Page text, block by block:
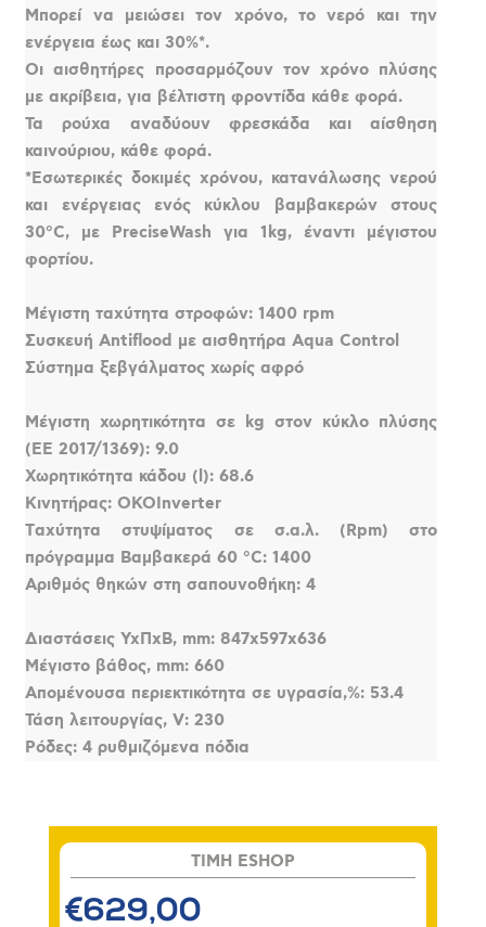
Μπορεί να μειώσει τον χρόνο, το νερό και την
ενέργεια έως και 30%*.
Oι αισθητήρες προσαρμόζουν τον χρόνο πλύσης
με ακρίβεια, για βέλτιστη φροντίδα κάθε φορά.
Τα ρούχα αναδύουν φρεσκάδα και αίσθηση
καινούριου, κάθε φορά.
*Εσωτερικές δοκιμές χρόνου, κατανάλωσης νερού
και ενέργειας ενός κύκλου βαμβακερών στους
30°C, με PreciseWash για 1kg, έναντι μέγιστου
φορτίου.
Μέγιστη ταχύτητα στροφών: 1400 rpm
Συσκευή Antiflood με αισθητήρα Aqua Control
Σύστημα ξεβγάλματος χωρίς αφρό
Μέγιστη χωρητικότητα σε kg στον κύκλο πλύσης
(ΕΕ 2017/1369): 9.0
Χωρητικότητα κάδου (l): 68.6
Κινητήρας: OKOInverter
Tαχύτητα στυψίματος σε σ.α.λ. (Rpm) στο
πρόγραμμα Βαμβακερά 60 °C: 1400
Αριθμός θηκών στη σαπουνοθήκη: 4
Διαστάσεις YxΠxΒ, mm: 847x597x636
Μέγιστο βάθος, mm: 660
Aπομένουσα περιεκτικότητα σε υγρασία,%: 53.4
Τάση λειτουργίας, V: 230
Ρόδες: 4 ρυθμιζόμενα πόδια
TIMH ESHOP
€629,00